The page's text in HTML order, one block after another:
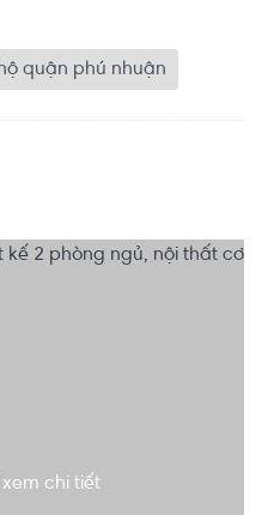
quận phú nhuận
chi tiết